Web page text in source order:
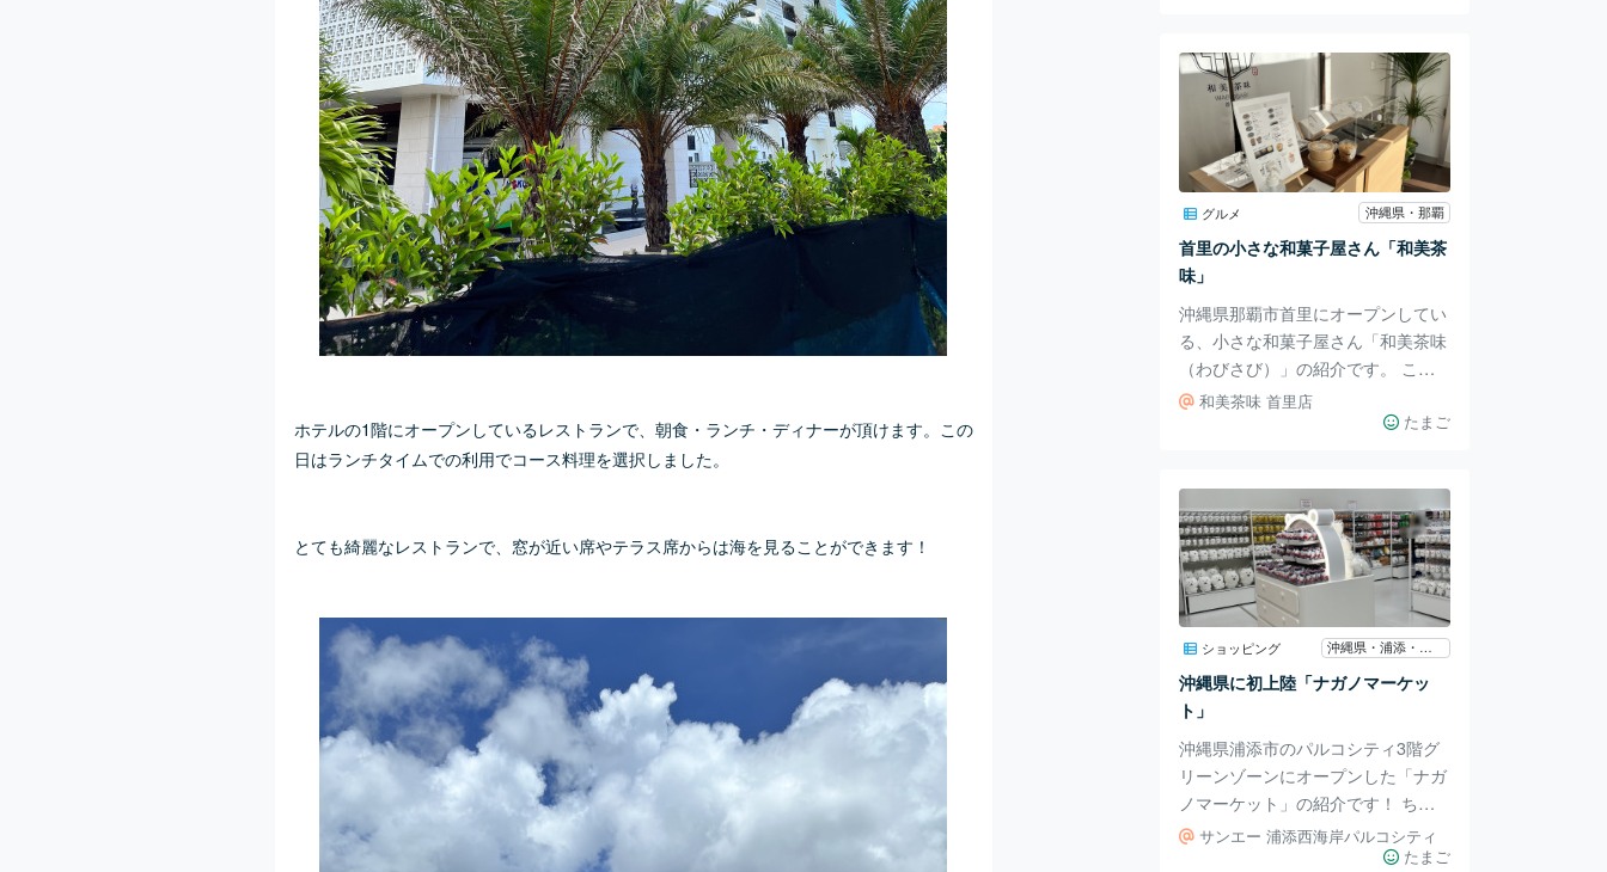
ホテルの1階にオープンしているレストランで、朝食・ランチ・ディナーが頂けます。この
日はランチタイムでの利用でコース料理を選択しました。
とても綺麗なレストランで、窓が近い席やテラス席からは海を見ることができます！
しやすいので気をつけましょう。
お店はこの窓から注文して、商品を
受け取る形です。 メニューはシー
サーパンのみで、味がチーズ・カス
タード・チョコ・あんこ・紅芋で
す！ この日はあんこ味を注文しま
した。 くっきりとした形がとって
も可愛いです！ 名前はパンですが
どちらかというと、た
グルメ 沖縄県・那覇
首里の小さな和菓子屋さん「和美茶
味」
沖縄県那覇市首里にオープンしてい
る、小さな和菓子屋さん「和美茶味
（わびさび）」の紹介です。 こち
らは那覇市天久にも店舗があるので
すが、新しく首里にもオープンして
す。 1〜2組が限界かな？と思われ
る広さです。 メニューも限られた
ものがある印象です！ それでもお
団子・おはぎ・わらび餅・わらび餅
ドリンクと、お店の人気メニューは
しっかり揃っています！ この日は
わらび餅ドリンクの抹茶みるくをテ
イクアウトしました！ ミルキーな
味わいとほろ苦い抹
和美茶味 首里店
たまご
ショッピング 沖縄県・浦添・宜野湾
沖縄県に初上陸「ナガノマーケッ
ト」
沖縄県浦添市のパルコシティ3階グ
リーンゾーンにオープンした「ナガ
ノマーケット」の紹介です！ ちい
かわなどで有名なイラストレーター
のナガノさんのキャラクターグッズ
サンエー 浦添西海岸パルコシティ
たまご